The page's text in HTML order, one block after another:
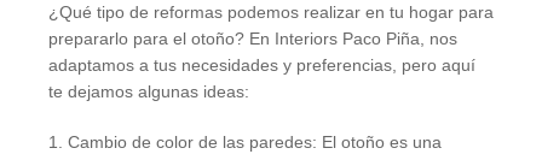
¿Qué tipo de reformas podemos realizar en tu hogar para
prepararlo para el otoño? En Interiors Paco Piña, nos
adaptamos a tus necesidades y preferencias, pero aquí
te dejamos algunas ideas:
1. Cambio de color de las paredes: El otoño es una